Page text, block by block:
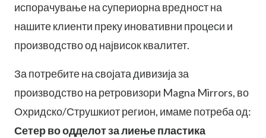
испорачување на супериорна вредност на
нашите клиенти преку иновативни процеси и
производство од највисок квалитет.
За потребите на својата дивизија за
производство на ретровизори Magna Mirrors, во
Охридско/Струшкиот регион, имаме потреба од:
Сетер во одделот за лиење пластика